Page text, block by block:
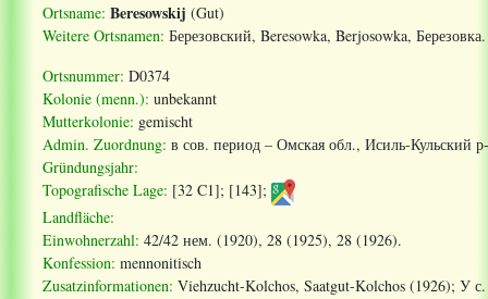
Ortsname: Beresowskij (Gut)
Weitere Ortsnamen: Березовский, Beresowka, Berjosowka, Березовка.
Ortsnummer: D0374
Kolonie (menn.): unbekannt
Mutterkolonie: gemischt
Admin. Zuordnung: в сов. период – Омская обл., Исиль-Кульский
Gründungsjahr:
Topografische Lage: [32 C1]; [143];
Landfläche:
Einwohnerzahl: 42/42 нем. (1920), 28 (1925), 28 (1926).
Konfession: mennonitisch
Zusatzinformationen: Viehzucht-Kolchos, Saatgut-Kolchos (1926); У с